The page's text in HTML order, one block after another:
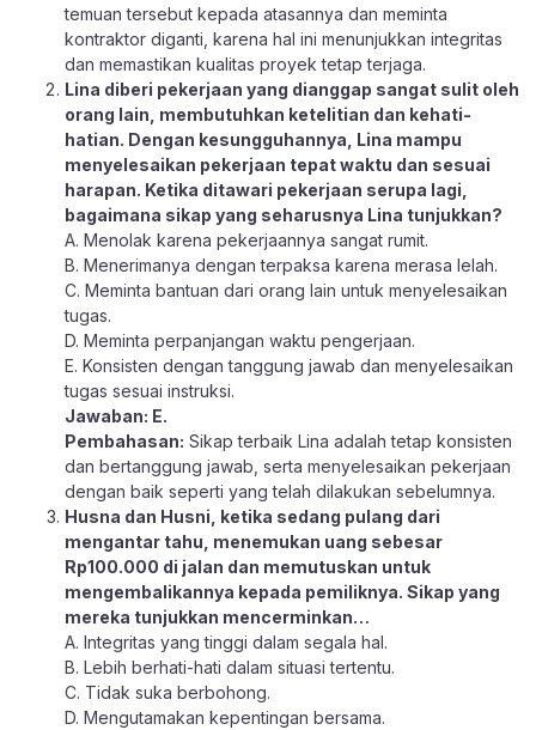
temuan tersebut kepada atasannya dan meminta
kontraktor diganti, karena hal ini menunjukkan integritas
dan memastikan kualitas proyek tetap terjaga.
Lina diberi pekerjaan yang dianggap sangat sulit oleh
orang lain, membutuhkan ketelitian dan kehati-
hatian. Dengan kesungguhannya, Lina mampu
menyelesaikan pekerjaan tepat waktu dan sesuai
harapan. Ketika ditawari pekerjaan serupa lagi,
bagaimana sikap yang seharusnya Lina tunjukkan?
A. Menolak karena pekerjaannya sangat rumit.
B. Menerimanya dengan terpaksa karena merasa lelah.
C. Meminta bantuan dari orang lain untuk menyelesaikan
tugas.
D. Meminta perpanjangan waktu pengerjaan.
E. Konsisten dengan tanggung jawab dan menyelesaikan
tugas sesuai instruksi.
Jawaban: E.
Pembahasan: Sikap terbaik Lina adalah tetap konsisten
dan bertanggung jawab, serta menyelesaikan pekerjaan
dengan baik seperti yang telah dilakukan sebelumnya.
Husna dan Husni, ketika sedang pulang dari
mengantar tahu, menemukan uang sebesar
Rp100.000 di jalan dan memutuskan untuk
mengembalikannya kepada pemiliknya. Sikap yang
mereka tunjukkan mencerminkan…
A. Integritas yang tinggi dalam segala hal.
B. Lebih berhati-hati dalam situasi tertentu.
C. Tidak suka berbohong.
D. Mengutamakan kepentingan bersama.